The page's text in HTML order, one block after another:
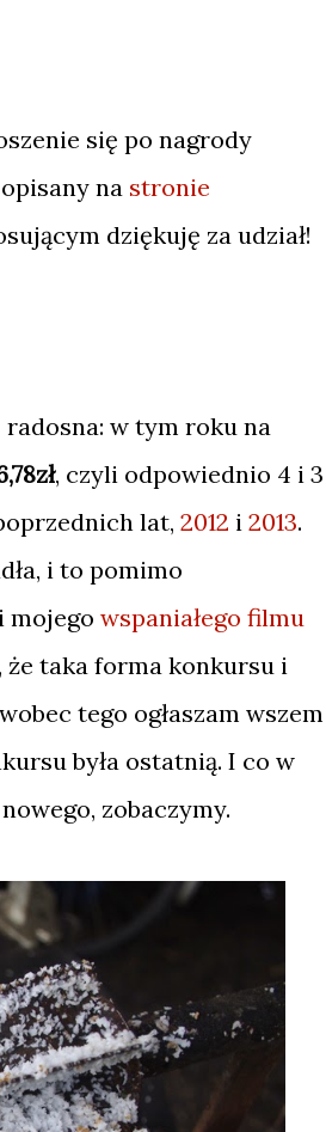
się po nagrody
na stronie
dziękuję za udział!
w tym roku na
, czyli odpowiednio 4 i 3
lat, 2012 i 2013.
i to pomimo
mojego wspaniałego filmu
że taka forma konkursu i
tego ogłaszam
była ostatnią. I co w
zobaczymy.